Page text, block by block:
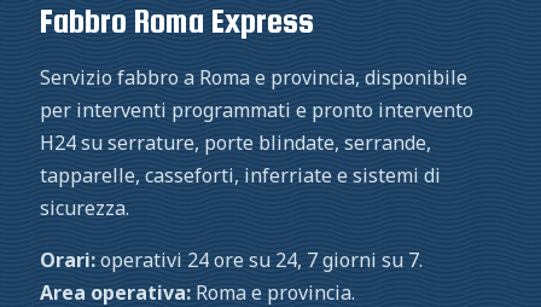
Fabbro Roma Express
Servizio fabbro a Roma e provincia, disponibile
per interventi programmati e pronto intervento
H24 su serrature, porte blindate, serrande,
tapparelle, casseforti, inferriate e sistemi di
sicurezza.
Orari:operativi 24 ore su 24, 7 giorni su 7.
Area operativa: Roma e provincia.